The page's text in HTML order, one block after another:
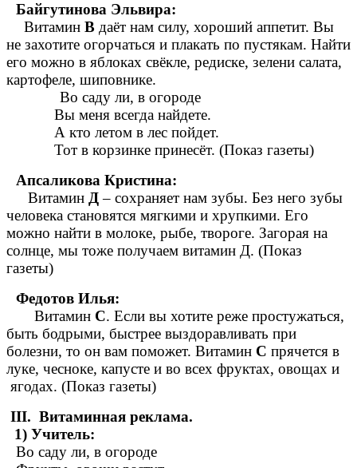
Байгутинова Эльвира:
Витамин В даёт нам силу, хороший аппетит. Вы
не захотите огорчаться и плакать по пустякам. Найти
его можно в яблоках свёкле, редиске, зелени салата,
картофеле, шиповнике.
Во саду ли, в огороде
Вы меня всегда найдете.
А кто летом в лес пойдет.
Тот в корзинке принесёт. (Показ газеты)
Апсаликова Кристина:
Витамин Д– сохраняет нам зубы. Без него зубы
человека становятся мягкими и хрупкими. Его
можно найти в молоке, рыбе, твороге. Загорая на
солнце, мы тоже получаем витамин Д. (Показ
газеты)
Федотов Илья:
Витамин С. Если вы хотите реже простужаться,
быть бодрыми, быстрее выздоравливать при
болезни, то он вам поможет. Витамин С прячется в
луке, чесноке, капусте и во всех фруктах, овощах и
ягодах. (Показ газеты)
III. Витаминная реклама.
1) Учитель:
Во саду ли, в огороде